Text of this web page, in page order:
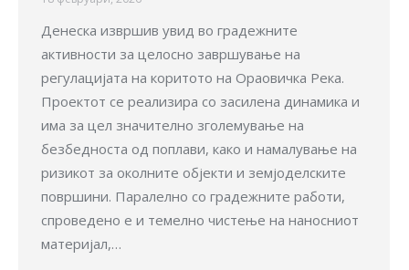
Денеска извршив увид во градежните
активности за целосно завршување на
регулацијата на коритото на Ораовичка Река.
Проектот се реализира со засилена динамика и
има за цел значително зголемување на
безбедноста од поплави, како и намалување на
ризикот за околните објекти и земјоделските
површини. Паралелно со градежните работи,
спроведено е и темелно чистење на наносниот
материјал,…